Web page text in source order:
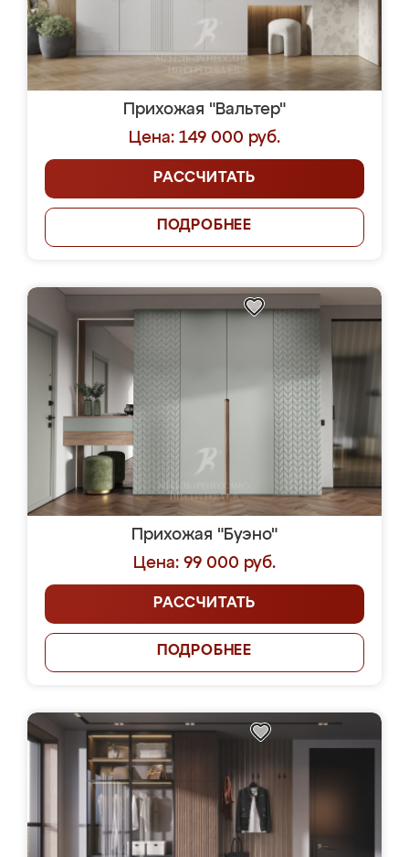
Прихожая "Вальтер"
Цена: 149 000 руб.
РАССЧИТАТЬ
ПОДРОБНЕЕ
Прихожая "Буэно"
Цена: 99 000 руб.
РАССЧИТАТЬ
ПОДРОБНЕЕ